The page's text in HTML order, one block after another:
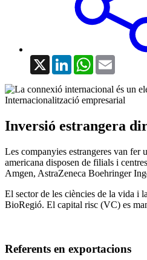
X LinkedInWhatsApp
Internacionalització empresarial
Inversió estrangera
Les companyies estrangeres van fer
americana disposen de filials i
Amgen, AstraZeneca Boehringer
El sector de les ciències de la vida i
BioRegió. El capital risc (VC) es
Referents en exportacions